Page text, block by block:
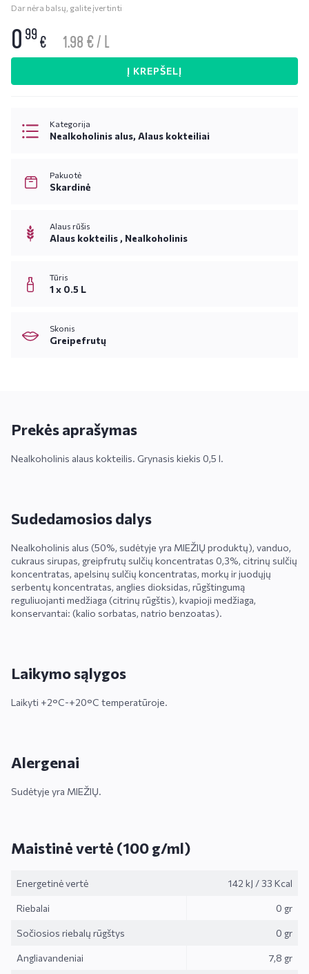
Dar nėra balsų, galite įvertinti
0 99€ 1.98 € / L
Į KREPŠELĮ
Kategorija
Nealkoholinis alus, Alaus kokteiliai
Pakuotė
Skardinė
Alaus rūšis
Alaus kokteilis , Nealkoholinis
Tūris
1 x 0.5 L
Skonis
Greipefrutų
Prekės aprašymas
Nealkoholinis alaus kokteilis. Grynasis kiekis 0,5 l.
Sudedamosios dalys
Nealkoholinis alus (50%, sudėtyje yra MIEŽIŲ produktų), vanduo,
cukraus sirupas, greipfrutų sulčių koncentratas 0,3%, citrinų sulčių
koncentratas, apelsinų sulčių koncentratas, morkų ir juodųjų
serbentų koncentratas, anglies dioksidas, rūgštingumą
reguliuojanti medžiaga (citrinų rūgštis), kvapioji medžiaga,
konservantai: (kalio sorbatas, natrio benzoatas).
Laikymo sąlygos
Laikyti +2°C-+20°C temperatūroje.
Alergenai
Sudėtyje yra MIEŽIŲ.
Maistinė vertė (100 g/ml)
Energetinė vertė 142 kJ /33 Kcal
Riebalai 0 gr
Sočiosios riebalų rūgštys 0 gr
Angliavandeniai 7,8 gr